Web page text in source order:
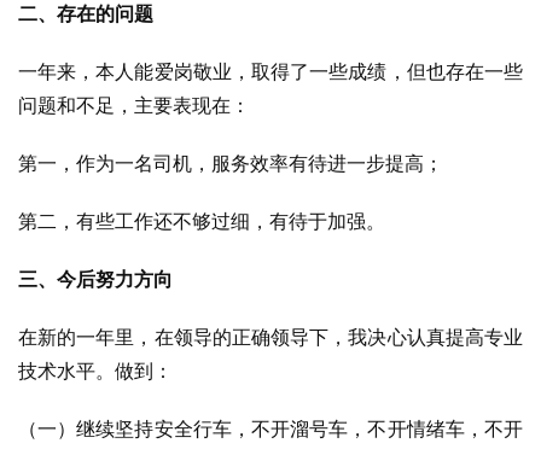
二、存在的问题
一年来，本人能爱岗敬业，取得了一些成绩，但也存在一些
问题和不足，主要表现在：
第一，作为一名司机，服务效率有待进一步提高；
第二，有些工作还不够过细，有待于加强。
三、今后努力方向
在新的一年里，在领导的正确领导下，我决心认真提高专业
技术水平。做到：
（一）继续坚持安全行车，不开溜号车，不开情绪车，不开